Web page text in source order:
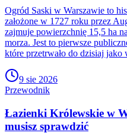
Ogród Saski w Warszawie to
założone w 1727 roku przez
zajmuje powierzchnię 15,5 ha
morza. Jest to pierwsze
które przetrwało do dzisiaj
9 sie 2026
Przewodnik
Łazienki Królewskie w
musisz sprawdzić